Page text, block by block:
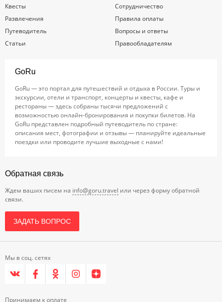
Квесты
Развлечения
Путеводитель
Статьи
Сотрудничество
Правила оплаты
Вопросы и ответы
Правообладателям
GoRu
GoRu — это портал для путешествий и отдыха в России. Туры и
экскурсии, отели и транспорт, концерты и квесты, кафе и
рестораны — здесь собраны тысячи предложений с
возможностью онлайн-бронирования и покупки билетов. На
GoRu представлен подробный путеводитель по стране:
описания мест, фотографии и отзывы — планируйте идеальные
поездки или проводите лучшие выходные с нами!
Обратная связь
Ждем ваших писем на info@goru.travel или через форму обратной
связи.
ЗАДАТЬ ВОПРОС
Мы в соц. сетях
Принимаем к оплате